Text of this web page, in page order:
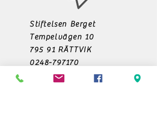
Stiftelsen Berget
Tempelvägen 10
795 91 RÄTTVIK
0248-797170